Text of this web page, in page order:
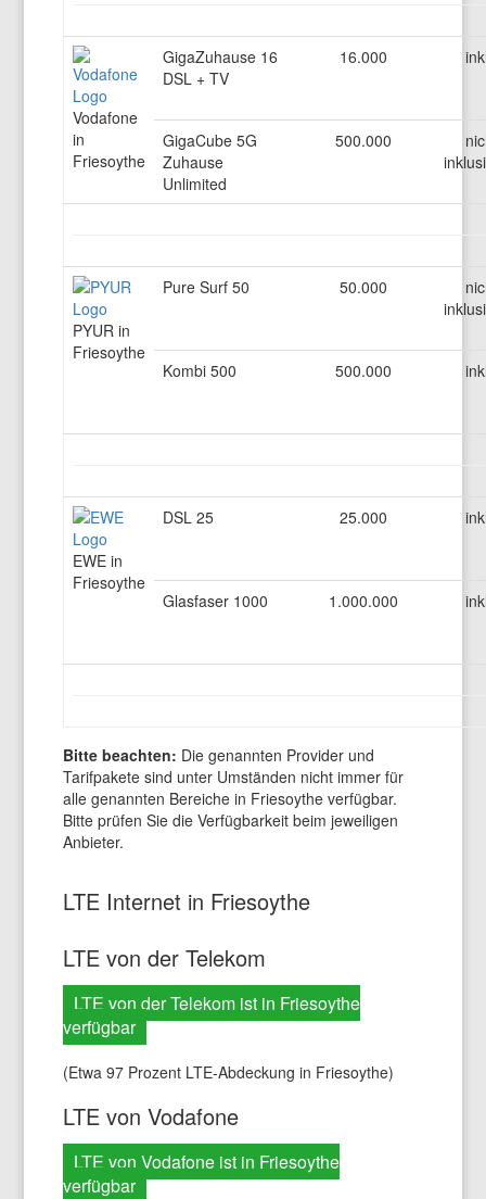
Vodafone
in
Friesoythe
GigaZuhause 16
DSL + TV
16.000
GigaCube 5G
Zuhause
Unlimited
500.000
PYUR in
Friesoythe
Pure Surf 50 50.000
Kombi 500 500.000
EWE in
Friesoythe
DSL 25 25.000
Glasfaser 1000 1.000.000
Bitte beachten: Die genannten Provider und
Tarifpakete sind unter Umständen nicht immer für
alle genannten Bereiche in Friesoythe verfügbar.
Bitte prüfen Sie die Verfügbarkeit beim jeweiligen
Anbieter.
LTE Internet in Friesoythe
LTE von der Telekom
LTE von der Telekom ist in Friesoythe
verfügbar
(Etwa 97 Prozent LTE-Abdeckung in Friesoythe)
LTE von Vodafone
LTE von Vodafone ist in Friesoythe
verfügbar